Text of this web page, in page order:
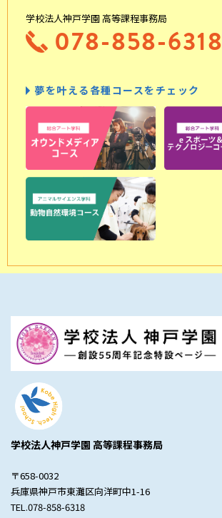
学校法人神戸学園 高等課程事務局
078-858-6318
夢を叶える各種コースをチェック
学校法人神戸学園 高等課程事務局
〒658-0032
兵庫県神戸市東灘区向洋町中1-16
TEL.078-858-6318